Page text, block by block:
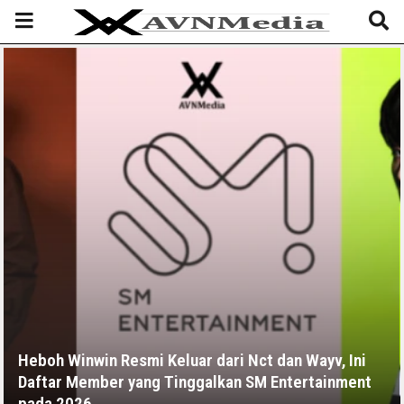
Heboh Winwin Resmi Keluar dari Nct dan Wayv, Ini
Daftar Member yang Tinggalkan SM Entertainment